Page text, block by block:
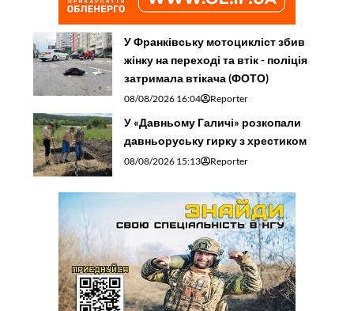
У Франківську мотоцикліст збив
жінку на переході та втік - поліція
затримала втікача (ФОТО)
08/08/2026 16:04 Reporter
У «Давньому Галичі» розкопали
давньоруську гирку з хрестиком
08/08/2026 15:13 Reporter